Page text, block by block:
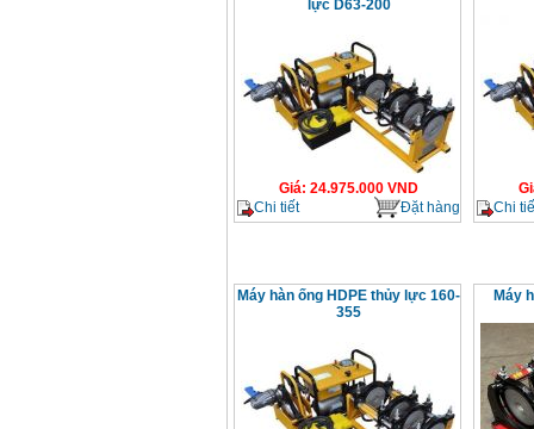
lực D63-200
Giá: 24.975.000 VND
Chi tiết
Đặt hàng
Chi
Máy hàn ống HDPE thủy lực 160-
355
Máy